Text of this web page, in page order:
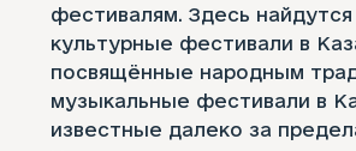
фестивалям. Здесь найдутся
культурные фестивали в
посвящённые народным
музыкальные фестивали в
известные далеко за